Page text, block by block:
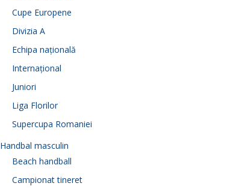
Cupe Europene
Divizia A
Echipa națională
Internațional
Juniori
Liga Florilor
Supercupa Romaniei
Handbal masculin
Beach handball
Campionat tineret